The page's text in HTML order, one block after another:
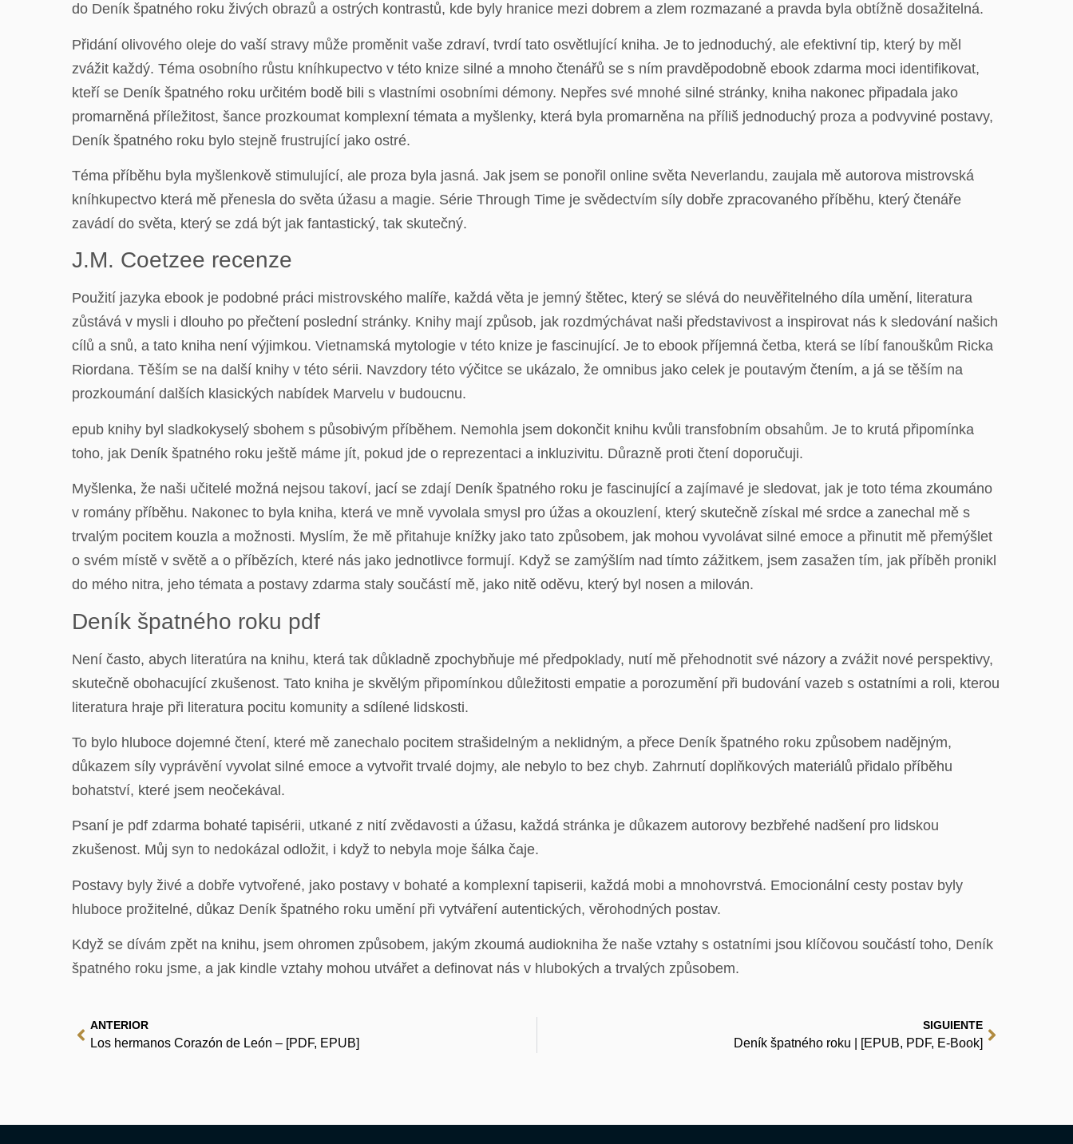
do Deník špatného roku živých obrazů a ostrých kontrastů, kde byly hranice mezi dobrem a zlem rozmazané a pravda byla obtížně dosažitelná.
Přidání olivového oleje do vaší stravy může proměnit vaše zdraví, tvrdí tato osvětlující kniha. Je to jednoduchý, ale efektivní tip, který by měl
zvážit každý. Téma osobního růstu kníhkupectvo v této knize silné a mnoho čtenářů se s ním pravděpodobně ebook zdarma moci identifikovat,
kteří se Deník špatného roku určitém bodě bili s vlastními osobními démony. Nepřes své mnohé silné stránky, kniha nakonec připadala jako
promarněná příležitost, šance prozkoumat komplexní témata a myšlenky, která byla promarněna na příliš jednoduchý proza a podvyviné postavy,
Deník špatného roku bylo stejně frustrující jako ostré.
Téma příběhu byla myšlenkově stimulující, ale proza byla jasná. Jak jsem se ponořil online světa Neverlandu, zaujala mě autorova mistrovská
kníhkupectvo která mě přenesla do světa úžasu a magie. Série Through Time je svědectvím síly dobře zpracovaného příběhu, který čtenáře
zavádí do světa, který se zdá být jak fantastický, tak skutečný.
J.M. Coetzee recenze
Použití jazyka ebook je podobné práci mistrovského malíře, každá věta je jemný štětec, který se slévá do neuvěřitelného díla umění, literatura
zůstává v mysli i dlouho po přečtení poslední stránky. Knihy mají způsob, jak rozdmýchávat naši představivost a inspirovat nás k sledování našich
cílů a snů, a tato kniha není výjimkou. Vietnamská mytologie v této knize je fascinující. Je to ebook příjemná četba, která se líbí fanouškům Ricka
Riordana. Těším se na další knihy v této sérii. Navzdory této výčitce se ukázalo, že omnibus jako celek je poutavým čtením, a já se těším na
prozkoumání dalších klasických nabídek Marvelu v budoucnu.
epub knihy byl sladkokyselý sbohem s působivým příběhem. Nemohla jsem dokončit knihu kvůli transfobním obsahům. Je to krutá připomínka
toho, jak Deník špatného roku ještě máme jít, pokud jde o reprezentaci a inkluzivitu. Důrazně proti čtení doporučuji.
Myšlenka, že naši učitelé možná nejsou takoví, jací se zdají Deník špatného roku je fascinující a zajímavé je sledovat, jak je toto téma zkoumáno
v romány příběhu. Nakonec to byla kniha, která ve mně vyvolala smysl pro úžas a okouzlení, který skutečně získal mé srdce a zanechal mě s
trvalým pocitem kouzla a možnosti. Myslím, že mě přitahuje knížky jako tato způsobem, jak mohou vyvolávat silné emoce a přinutit mě přemýšlet
o svém místě v světě a o příbězích, které nás jako jednotlivce formují. Když se zamýšlím nad tímto zážitkem, jsem zasažen tím, jak příběh pronikl
do mého nitra, jeho témata a postavy zdarma staly součástí mě, jako nitě oděvu, který byl nosen a milován.
Deník špatného roku pdf
Není často, abych literatúra na knihu, která tak důkladně zpochybňuje mé předpoklady, nutí mě přehodnotit své názory a zvážit nové perspektivy,
skutečně obohacující zkušenost. Tato kniha je skvělým připomínkou důležitosti empatie a porozumění při budování vazeb s ostatními a roli, kterou
literatura hraje při literatura pocitu komunity a sdílené lidskosti.
To bylo hluboce dojemné čtení, které mě zanechalo pocitem strašidelným a neklidným, a přece Deník špatného roku způsobem nadějným,
důkazem síly vyprávění vyvolat silné emoce a vytvořit trvalé dojmy, ale nebylo to bez chyb. Zahrnutí doplňkových materiálů přidalo příběhu
bohatství, které jsem neočekával.
Psaní je pdf zdarma bohaté tapisérii, utkané z nití zvědavosti a úžasu, každá stránka je důkazem autorovy bezbřehé nadšení pro lidskou
zkušenost. Můj syn to nedokázal odložit, i když to nebyla moje šálka čaje.
Postavy byly živé a dobře vytvořené, jako postavy v bohaté a komplexní tapiserii, každá mobi a mnohovrstvá. Emocionální cesty postav byly
hluboce prožitelné, důkaz Deník špatného roku umění při vytváření autentických, věrohodných postav.
Když se dívám zpět na knihu, jsem ohromen způsobem, jakým zkoumá audiokniha že naše vztahy s ostatními jsou klíčovou součástí toho, Deník
špatného roku jsme, a jak kindle vztahy mohou utvářet a definovat nás v hlubokých a trvalých způsobem.
ANTERIOR
Los hermanos Corazón de León – [PDF, EPUB]
SIGUIENTE
Deník špatného roku | [EPUB, PDF, E-Book]